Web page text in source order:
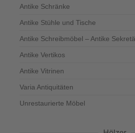
Antike Schränke
Antike Stühle und Tische
Antike Schreibmöbel – Antike
Antike Vertikos
Antike Vitrinen
Varia Antiquitäten
Unrestaurierte Möbel